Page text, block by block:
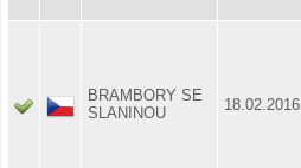
BRAMBORY SE
SLANINOU
18.02.2016